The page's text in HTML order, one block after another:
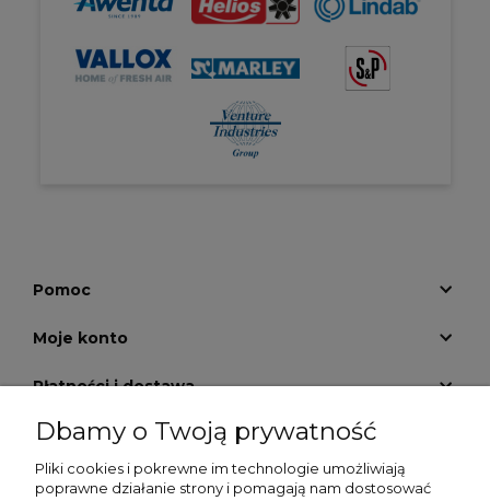
Pomoc
Moje konto
Płatności i dostawa
Informacje
O nas
Dbamy o Twoją prywatność
Pliki cookies i pokrewne im technologie umożliwiają
poprawne działanie strony i pomagają nam dostosować